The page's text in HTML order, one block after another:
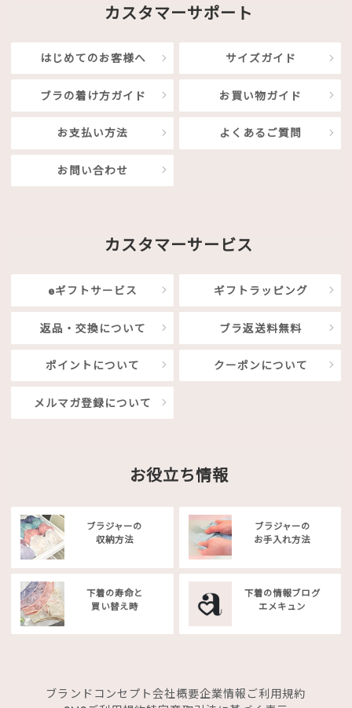
カスタマーサポート
はじめてのお客様へ サイズガイド
ブラの着け方ガイド お買い物ガイド
お支払い方法 よくあるご質問
お問い合わせ
カスタマーサービス
eギフトサービス ギフトラッピング
返品・交換について ブラ返送料無料
ポイントについて クーポンについて
メルマガ登録について
お役立ち情報
ブラジャーの
収納方法
ブラジャーの
お手入れ方法
下着の寿命と
買い替え時
下着の情報ブログ
エメキュン
ブランドコンセプト会社概要企業情報 ご利用規約